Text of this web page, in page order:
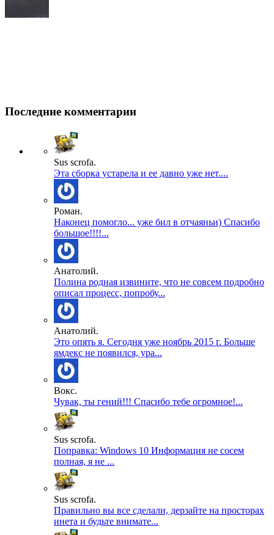
Последние комментарии
Sus scrofa.
Эта сборка устарела и ее давно уже нет....
Роман.
Наконец помогло... уже бил в отчаяньи) Спасибо
большое!!!!...
Анатолий.
Полина родная извините, что не совсем подробно
описал процесс, попробу...
Анатолий.
Это опять я. Сегодня уже ноябрь 2015 г. Больше
ямдекс не появился, ура...
Вокс.
Чувак, ты гений!!! Спасибо тебе огромное!...
Sus scrofa.
Поправка: Windows 10 Информация не сосем
полная, я не ...
Sus scrofa.
Правильно вы все сделали, дерзайте на просторах
инета и будьте внимате...